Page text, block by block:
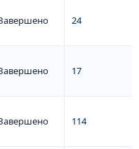
24
17
114